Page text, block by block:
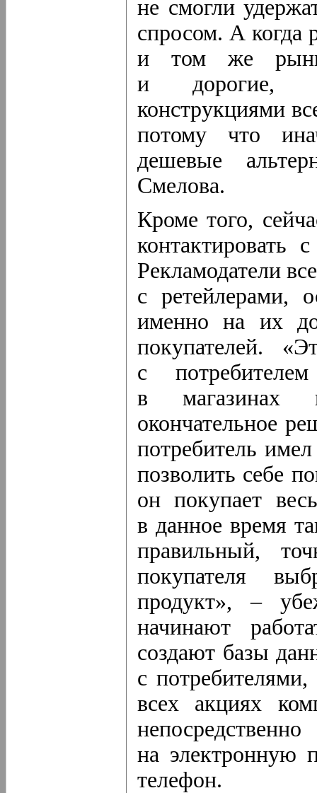
не смогли
спросом. А когда
и том же
и дорогие,
конструкциями
потому что
дешевые
Смелова.
Кроме того,
контактировать
Рекламодатели
с ретейлерами,
именно на их
покупателей.
с
в магазинах
окончательное
потребитель
позволить себе
он покупает
в данное время
правильный,
покупателя
продукт», –
начинают
создают базы
с
всех акциях
на электронную
телефон.